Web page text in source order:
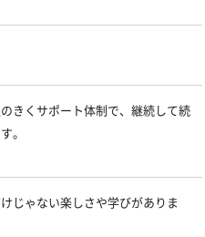
きくサポート体制で、継続して続
。
じゃない楽しさや学びがありま